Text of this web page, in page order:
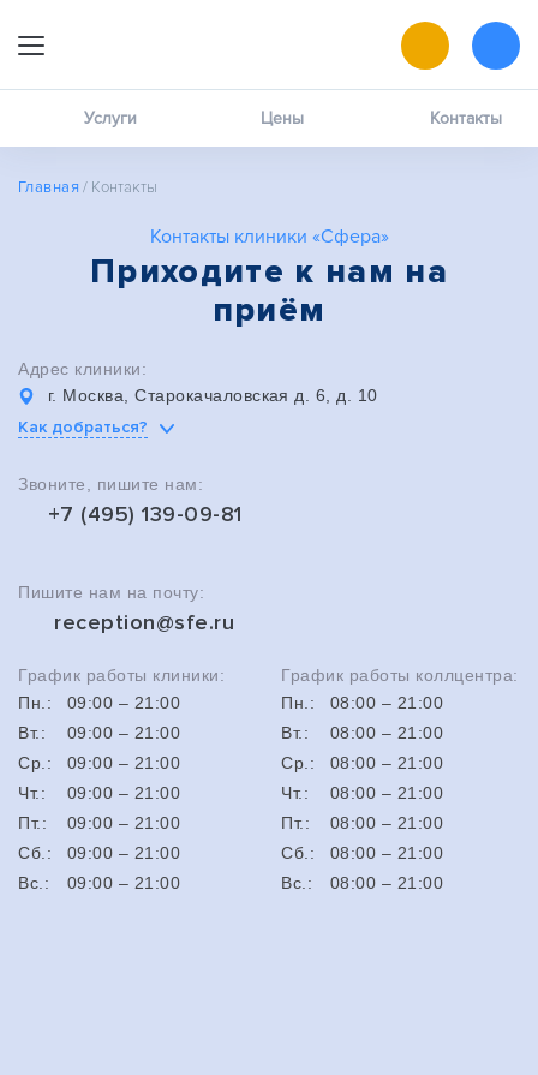
написать в чат
ВК
Услуги Цены Контакты
Главная / Контакты
Контакты клиники «Сфера»
Приходите к нам на
приём
Адрес клиники:
г. Москва, Старокачаловская д. 6, д. 10
Как добраться?
Звоните, пишите нам:
+7 (495) 139-09-81
Пишите нам на почту:
reception@sfe.ru
График работы клиники:
Пн.:
09:00 ‒ 21:00
Вт.:
09:00 ‒ 21:00
Ср.:
09:00 ‒ 21:00
Чт.:
09:00 ‒ 21:00
Пт.:
09:00 ‒ 21:00
Сб.:
09:00 ‒ 21:00
Вс.:
09:00 ‒ 21:00
График работы коллцентра:
Пн.:
08:00 ‒ 21:00
Вт.:
08:00 ‒ 21:00
Ср.:
08:00 ‒ 21:00
Чт.:
08:00 ‒ 21:00
Пт.:
08:00 ‒ 21:00
Сб.:
08:00 ‒ 21:00
Вс.:
08:00 ‒ 21:00